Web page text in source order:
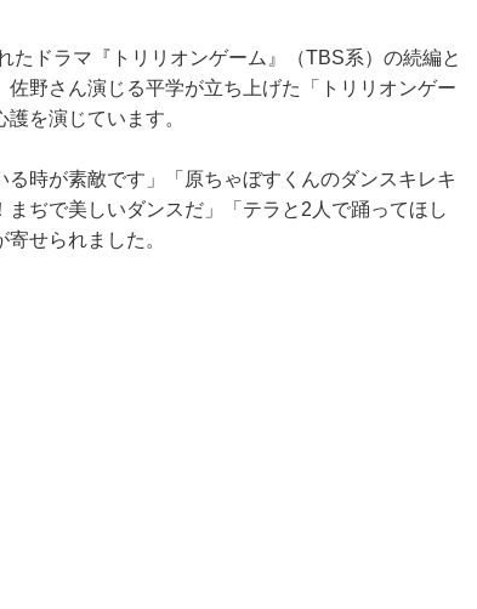
ドラマ『トリリオンゲーム』（TBS系）の続編と
野さん演じる平学が立ち上げた「トリリオンゲー
を演じています。
時が素敵です」「原ちゃぼすくんのダンスキレキ
ぢで美しいダンスだ」「テラと2人で踊ってほし
せられました。